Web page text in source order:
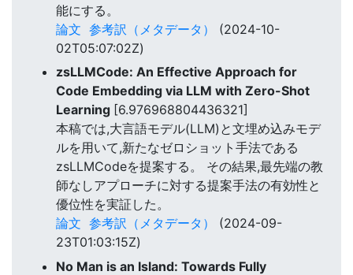
能にする。
論文 参考訳（メタデータ）
(2024-10-
02T05:07:02Z)
zsLLMCode: An Effective Approach for
Code Embedding via LLM with Zero-Shot
Learning [6.976968804436321]
本稿では,大言語モデル(LLM)と文埋め込みモデ
ルを用いて,新たなゼロショット手法である
zsLLMCodeを提案する。 その結果,最先端の教
師なしアプローチに対する提案手法の有効性と
優位性を実証した。
論文 参考訳（メタデータ）
(2024-09-
23T01:03:15Z)
No Man is an Island: Towards Fully